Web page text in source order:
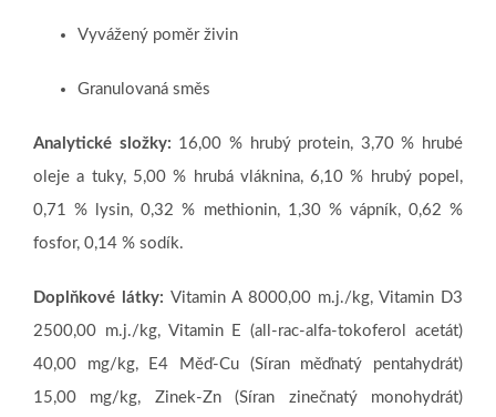
Vyvážený poměr živin
Granulovaná směs
Analytické složky: 16,00 % hrubý protein, 3,70 % hrubé
oleje a tuky, 5,00 % hrubá vláknina, 6,10 % hrubý popel,
0,71 % lysin, 0,32 % methionin, 1,30 % vápník, 0,62 %
fosfor, 0,14 % sodík.
Doplňkové látky: Vitamin A 8000,00 m.j./kg, Vitamin D3
2500,00 m.j./kg, Vitamin E (all-rac-alfa-tokoferol acetát)
40,00 mg/kg, E4 Měď-Cu (Síran měďnatý pentahydrát)
15,00 mg/kg, Zinek-Zn (Síran zinečnatý monohydrát)